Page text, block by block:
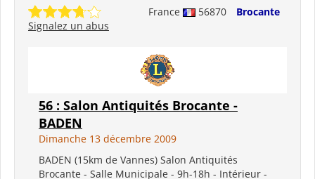
France 56870
Brocante
Signalez un abus
56 : Salon Antiquités Brocante -
BADEN
Dimanche 13 décembre 2009
BADEN (15km de Vannes) Salon Antiquités
Brocante - Salle Municipale - 9h-18h - Intérieur -